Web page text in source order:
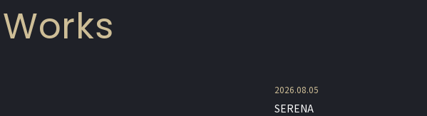
2026.08.05
SERENA